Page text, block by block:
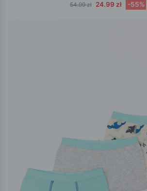
54.99 zł
24.99 zł -55%